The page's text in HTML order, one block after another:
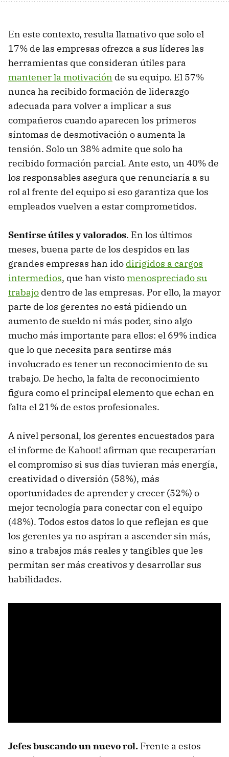
En este contexto, resulta llamativo que solo el
17% de las empresas ofrezca a sus líderes las
herramientas que consideran útiles para
mantener la motivación de su equipo. El 57%
nunca ha recibido formación de liderazgo
adecuada para volver a implicar a sus
compañeros cuando aparecen los primeros
síntomas de desmotivación o aumenta la
tensión. Solo un 38% admite que solo ha
recibido formación parcial. Ante esto, un 40% de
los responsables asegura que renunciaría a su
rol al frente del equipo si eso garantiza que los
empleados vuelven a estar comprometidos.
Sentirse útiles y valorados. En los últimos
meses, buena parte de los despidos en las
grandes empresas han ido dirigidos a cargos
intermedios, que han vistomenospreciado su
trabajo dentro de las empresas. Por ello, la mayor
parte de los gerentes no está pidiendo un
aumento de sueldo ni más poder, sino algo
mucho más importante para ellos: el 69% indica
que lo que necesita para sentirse más
involucrado es tener un reconocimiento de su
trabajo. De hecho, la falta de reconocimiento
figura como el principal elemento que echan en
falta el 21% de estos profesionales.
A nivel personal, los gerentes encuestados para
el informe de Kahoot! afirman que recuperarían
el compromiso si sus días tuvieran más energía,
creatividad o diversión (58%), más
oportunidades de aprender y crecer (52%) o
mejor tecnología para conectar con el equipo
(48%). Todos estos datos lo que reflejan es que
los gerentes ya no aspiran a ascender sin más,
sino a trabajos más reales y tangibles que les
permitan ser más creativos y desarrollar sus
habilidades.
Jefes buscando un nuevo rol. Frente a estos